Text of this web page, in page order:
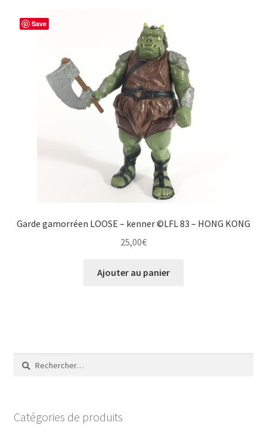
Save
Garde gamorréen LOOSE – kenner ©LFL 83 – HONG KONG
25,00€
Ajouter au panier
Rechercher :
Catégories de produits